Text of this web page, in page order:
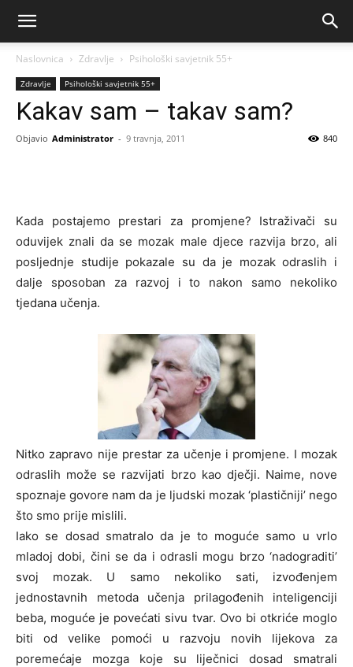
Naslovnica Zdravlje Psihološki savjetnik 55+
Zdravlje Psihološki savjetnik 55+
Kakav sam – takav sam?
Objavio Administrator - 9 travnja, 2011 840
Kada postajemo prestari za promjene? Istraživači su
oduvijek znali da se mozak male djece razvija brzo, ali
posljednje studije pokazale su da je mozak odraslih i
dalje sposoban za razvoj i to nakon samo nekoliko
tjedana učenja.
Nitko zapravo nije prestar za učenje i promjene. I mozak
odraslih može se razvijati brzo kao dječji. Naime, nove
spoznaje govore nam da je ljudski mozak ‘plastičniji’ nego
što smo prije mislili.
Iako se dosad smatralo da je to moguće samo u vrlo
mladoj dobi, čini se da i odrasli mogu brzo ‘nadograditi’
svoj mozak. U samo nekoliko sati, izvođenjem
jednostavnih metoda učenja prilagođenih inteligenciji
beba, moguće je povećati sivu tvar. Ovo bi otkriće moglo
biti od velike pomoći u razvoju novih lijekova za
poremećaje mozga koje su liječnici dosad smatrali